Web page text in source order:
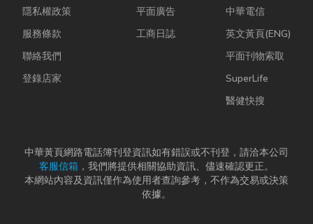
隱私權政策
服務條款
聯絡我們
登錄店家
平面廣告
工商日誌
中華電信
英文黃頁(ENG)
平面刊物索取
SuperLife
醫健快搜
中華黃頁網路電話簿刊登資訊如有錯誤或不刊登，請洽本公司
客服信箱 ，我們將提供相關協助資訊、儘速確認更正。
本網站內容及資訊僅作為使用者查詢參考，不作為交易或決策
依據。